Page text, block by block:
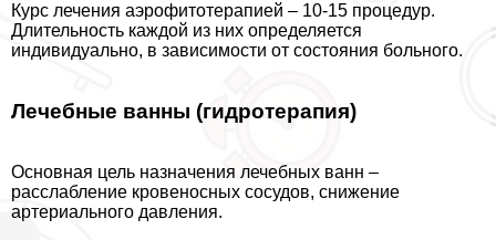
Курс лечения аэрофитотерапией – 10-15 процедур.
Длительность каждой из них определяется
индивидуально, в зависимости от состояния больного.
Лечебные ванны (гидротерапия)
Основная цель назначения лечебных ванн –
расслабление кровеносных сосудов, снижение
артериального давления.